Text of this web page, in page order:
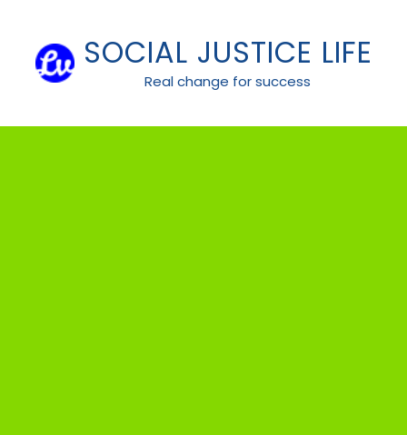
content
SOCIAL JUSTICE LIFE
Real change for success